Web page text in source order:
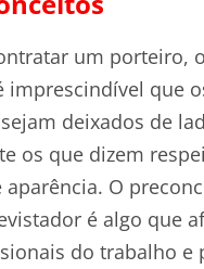
um porteiro,
imprescindível que
deixados de
os que dizem
aparência. O
é algo que
do trabalho e